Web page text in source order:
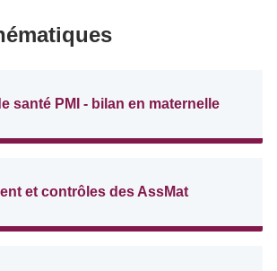
santé PMI - bilan en maternelle
et contrôles des AssMat